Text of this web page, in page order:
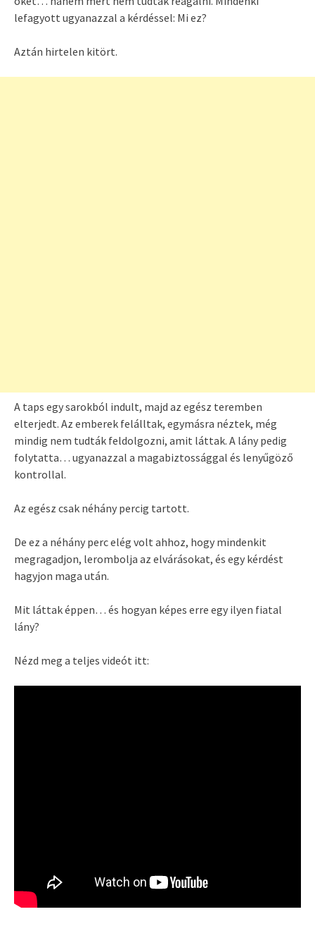
lefagyott ugyanazzal a kérdéssel: Mi ez?
Aztán hirtelen kitört.
A taps egy sarokból indult, majd az egész teremben
elterjedt. Az emberek felálltak, egymásra néztek, még
mindig nem tudták feldolgozni, amit láttak. A lány pedig
folytatta… ugyanazzal a magabiztossággal és lenyűgöző
kontrollal.
Az egész csak néhány percig tartott.
De ez a néhány perc elég volt ahhoz, hogy mindenkit
megragadjon, lerombolja az elvárásokat, és egy kérdést
hagyjon maga után.
Mit láttak éppen… és hogyan képes erre egy ilyen fiatal
lány?
Nézd meg a teljes videót itt: